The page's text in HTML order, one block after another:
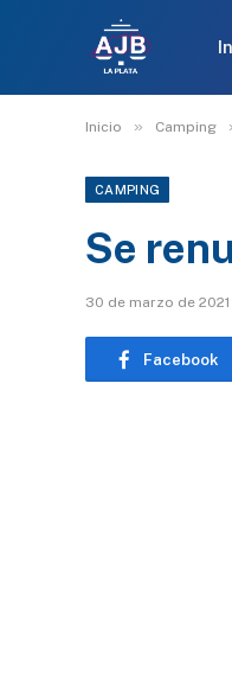
Inicio » Camping
CAMPING
Se
30 de marzo de 2021
Facebook